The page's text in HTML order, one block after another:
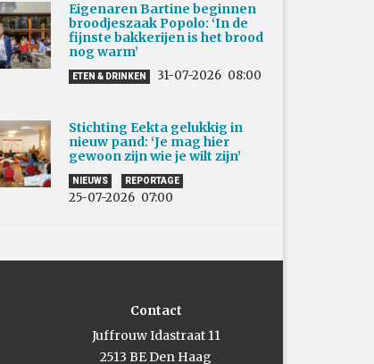
Eigenaren Bartine beginnen
broodjeszaak Popolo: ‘In de
fijnste bakkerijen is het brood
nog warm’
ETEN & DRINKEN 31-07-2026 08:00
Stichting Eekta gelukkig in
nieuw pand: ‘Je mag hier
gewoon zijn wie je wilt zijn’
NIEUWS REPORTAGE
25-07-2026 07:00
Contact
Juffrouw Idastraat 11
2513 BE Den Haag